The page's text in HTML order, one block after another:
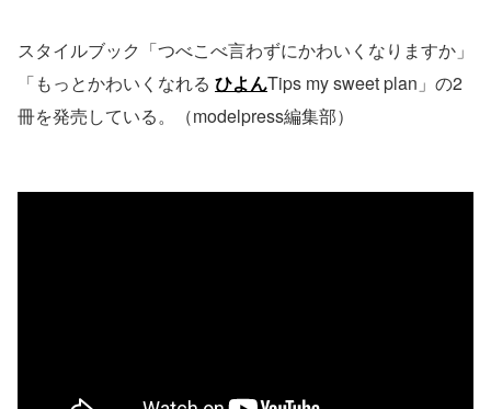
スタイルブック「つべこべ言わずにかわいくなりますか」
「もっとかわいくなれる ひよんTips my sweet plan」の2
冊を発売している。（modelpress編集部）